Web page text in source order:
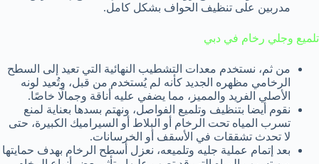
مدربين على تنظيف الحواف بشكل كامل.
تلميع وجلي رخام في دبي
من ثم، نستخدم معدات التشطيب النهائية التي تعيد إلى السطح
الرخامي مظهره الجديد كأنه لم يُستخدم من قبل، وتُعيد لونه
الأصلي الفريد والمميز، مما يضفي عليه أناقة وجمالًا خاصًا.
نقوم أيضا بتنظيف وتلميع الفواصل، ونهتم بسدها بعناية لمنع
تسرب المياه تحت الرخام أو البلاط أو السيراميك الكبيرة، حتى
لا تحدث تشققات في الأسقف أو الخرسانات.
بعد إتمام عملية جليه وتلميعه، نعزل أسطح الرخام بهدف حمايتها